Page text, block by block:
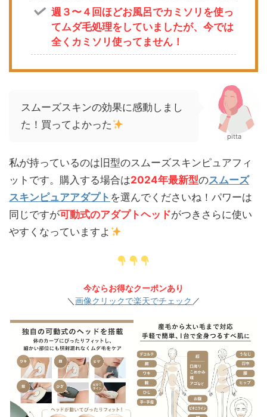
週３〜４回ほどお風呂でカミソリを使っ
てムダ毛処理をしていましたが、今では
全くカミソリ使ってません！
スムーズスキンの効果に感動しまし
た！買ってよかった
pitta
私が持っているのは旧型のスムーズスキンピュアフィ
ットです。購入する場合は2024年最新型のスムーズ
スキンピュアアダプト を選んでくださいね！パワーは
同じですが可動式のアダプトヘッドがつきさらに使い
やすくなっていますよ
今ならお得なクーポンあり
＼ 画像クリックで楽天でチェック ／